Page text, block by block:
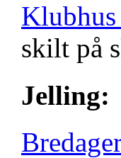
skilt på
Jelling: